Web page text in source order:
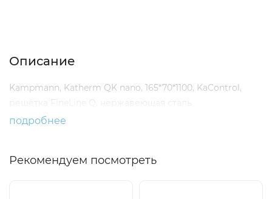
Описание
Kampmann, Katherm QK nano, 165*70*1100, KaControl,
решётка FineLine Q, нержавеющая сталь
подробнее
Рекомендуем посмотреть